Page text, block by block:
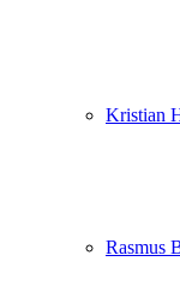
Kristian
Rasmus